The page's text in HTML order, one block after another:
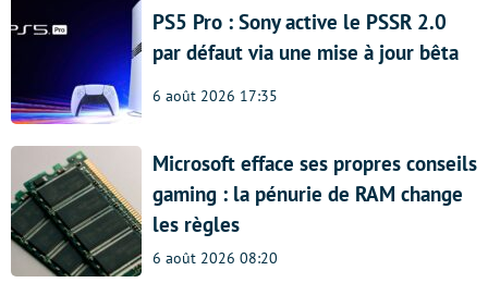
PS5 Pro : Sony active le PSSR 2.0
par défaut via une mise à jour bêta
6 août 2026 17:35
Microsoft efface ses propres conseils
gaming : la pénurie de RAM change
les règles
6 août 2026 08:20